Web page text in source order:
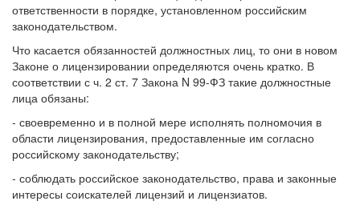
ответственности в порядке, установленном российским
законодательством.
Что касается обязанностей должностных лиц, то они в новом
Законе о лицензировании определяются очень кратко. В
соответствии с ч. 2 ст. 7 Закона N 99-ФЗ такие должностные
лица обязаны:
- своевременно и в полной мере исполнять полномочия в
области лицензирования, предоставленные им согласно
российскому законодательству;
- соблюдать российское законодательство, права и законные
интересы соискателей лицензий и лицензиатов.